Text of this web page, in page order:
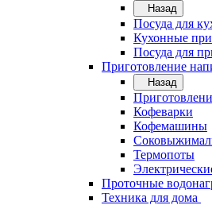
Назад
Посуда для
Кухонные
Посуда для
Приготовление
Назад
Кофеварки
Кофемашины
Термопоты
Проточные
Техника для дома